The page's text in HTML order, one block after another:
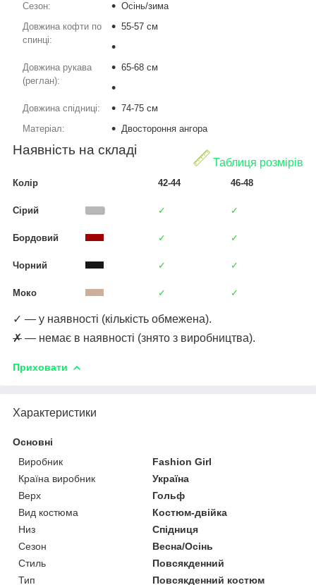
Сезон:
Осінь/зима
Довжина кофти по
спинці:
55-57 см
Довжина рукава
(реглан):
65-68 см
Довжина спідниці:
74-75 см
Матеріал:
Двостороння ангора
Таблиця розмірів
Наявність на складі
Колір 42-44 46-48
Сірий ✓ ✓
Бордовий ✓ ✓
Чорний ✓ ✓
Моко ✓ ✓
✓ — у наявності (кількість обмежена).
✗ — немає в наявності (знято з виробництва).
Приховати
Характеристики
Основні
Виробник
Fashion Girl
Країна виробник
Україна
Верх
Гольф
Вид костюма
Костюм-двійка
Низ
Спідниця
Сезон
Весна/Осінь
Стиль
Повсякденний
Тип
Повсякденний костюм